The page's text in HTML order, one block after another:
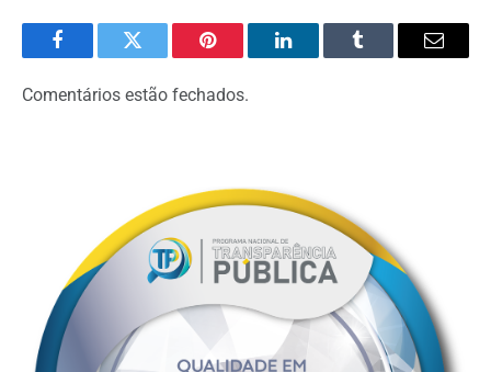
FacebookTwitter Pinterest LinkedInTumblr Email
Comentários estão fechados.